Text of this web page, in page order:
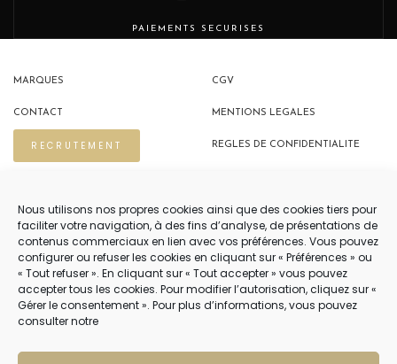
Nous utilisons nos propres cookies ainsi que des cookies tiers pour
faciliter votre navigation, à des fins d’analyse, de présentations de
contenus commerciaux en lien avec vos préférences. Vous pouvez
configurer ou refuser les cookies en cliquant sur « Préférences » ou
« Tout refuser ». En cliquant sur « Tout accepter » vous pouvez
accepter tous les cookies. Pour modifier l’autorisation, cliquez sur «
Gérer le consentement ». Pour plus d’informations, vous pouvez
consulter notre
PAIEMENTS SECURISES
MARQUES
CONTACT
RECRUTEMENT
CGV
MENTIONS LEGALES
REGLES DE CONFIDENTIALITE
NOUS CONTACTER
04 22 54 75 02
NOTRE SERVICE CLIENT EST OUVERT DU LUNDI AU VENDREDI DE 9H À 12H